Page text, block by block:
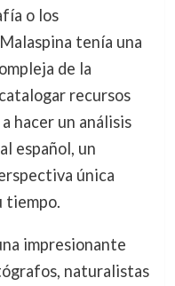
o los
tenía una
de la
recursos
hacer un análisis
español, un
única
tiempo.
impresionante
naturalistas